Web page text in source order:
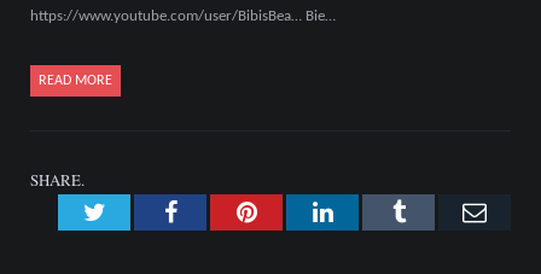
https://www.youtube.com/user/BibisBea… Bie…
READ MORE
SHARE.
TwitterFacebookPinterestLinkedInTumblr